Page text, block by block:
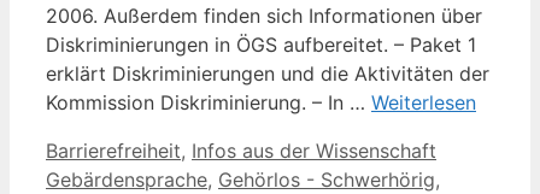
2006. Außerdem finden sich Informationen über
Diskriminierungen in ÖGS aufbereitet. – Paket 1
erklärt Diskriminierungen und die Aktivitäten der
Kommission Diskriminierung. – In … Weiterlesen
Kategorien
Barrierefreiheit, Infos aus der Wissenschaft
Gebärdensprache, Gehörlos - Schwerhörig,